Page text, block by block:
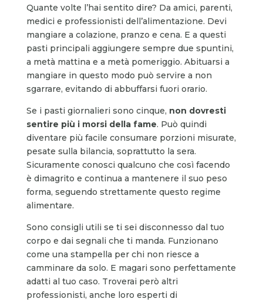
Quante volte l’hai sentito dire? Da amici, parenti,
medici e professionisti dell’alimentazione. Devi
mangiare a colazione, pranzo e cena. E a questi
pasti principali aggiungere sempre due spuntini,
a metà mattina e a metà pomeriggio. Abituarsi a
mangiare in questo modo può servire a non
sgarrare, evitando di abbuffarsi fuori orario.
Se i pasti giornalieri sono cinque, non dovresti
sentire più i morsi della fame. Può quindi
diventare più facile consumare porzioni misurate,
pesate sulla bilancia, soprattutto la sera.
Sicuramente conosci qualcuno che così facendo
è dimagrito e continua a mantenere il suo peso
forma, seguendo strettamente questo regime
alimentare.
Sono consigli utili se ti sei disconnesso dal tuo
corpo e dai segnali che ti manda. Funzionano
come una stampella per chi non riesce a
camminare da solo. E magari sono perfettamente
adatti al tuo caso. Troverai però altri
professionisti, anche loro esperti di